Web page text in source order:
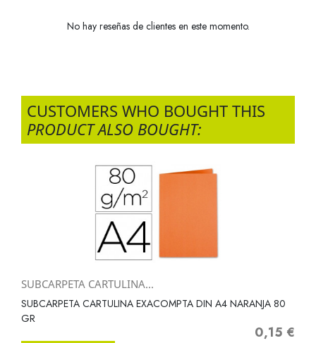
No hay reseñas de clientes en este momento.
CUSTOMERS WHO BOUGHT THIS
PRODUCT ALSO BOUGHT:
SUBCARPETA CARTULINA...
SUBCARPETA CARTULINA EXACOMPTA DIN A4 NARANJA 80
GR
Precio
0,15 €